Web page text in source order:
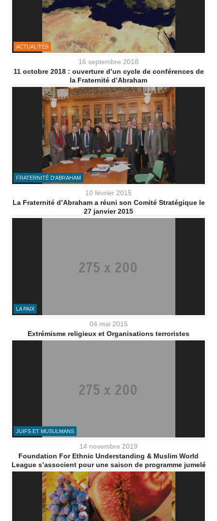
ACTUALITÉS
16 septembre 2018
11 octobre 2018 : ouverture d’un cycle de conférences de
la Fraternité d’Abraham
FRATERNITÉ D'ABRAHAM
10 février 2015
La Fraternité d’Abraham a réuni son Comité Stratégique le
27 janvier 2015
LA PAIX
04 mai 2015
Extrémisme religieux et Organisations terroristes
JUIFS ET MUSULMANS
14 novembre 2019
Foundation For Ethnic Understanding & Muslim World
League s’associent pour une saison de programme jumelé